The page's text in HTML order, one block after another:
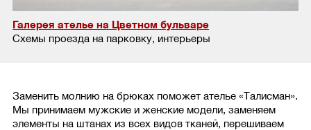
Галерея ателье на Цветном бульваре
Схемы проезда на парковку, интерьеры
Заменить молнию на брюках поможет ателье «Талисман».
Мы принимаем мужские и женские модели, заменяем
элементы на штанах из всех видов тканей, перешиваем